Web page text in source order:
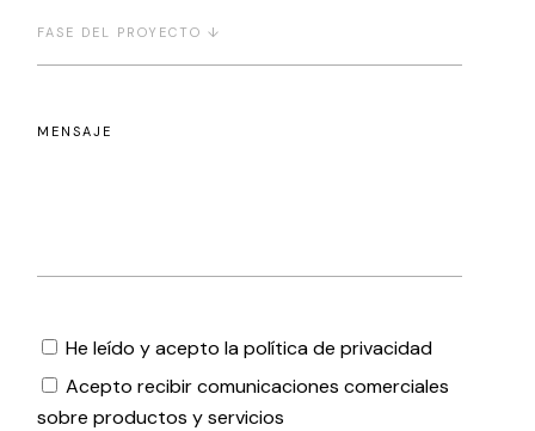
He leído y acepto la política de privacidad
Acepto recibir comunicaciones comerciales
sobre productos y servicios